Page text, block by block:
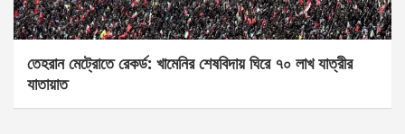
তেহরান মেট্রোতে রেকর্ড: খামেনির শেষবিদায় ঘিরে ৭০ লাখ যাত্রীর
যাতায়াত